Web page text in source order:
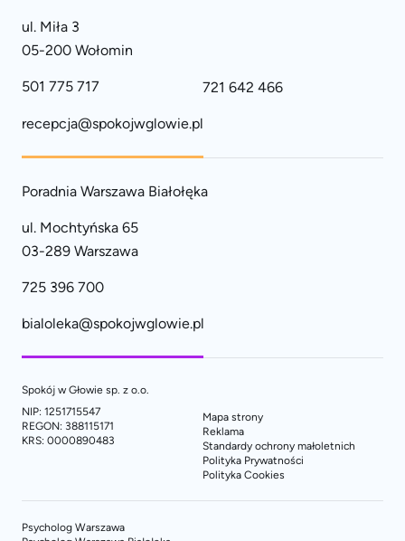
ul. Miła 3
05-200 Wołomin
501 775 717 721 642 466
recepcja@spokojwglowie.pl
Poradnia Warszawa Białołęka
ul. Mochtyńska 65
03-289 Warszawa
725 396 700
bialoleka@spokojwglowie.pl
Spokój w Głowie sp. z o.o.
NIP: 1251715547
REGON: 388115171
KRS: 0000890483
Mapa strony
Reklama
Standardy ochrony małoletnich
Polityka Prywatności
Polityka Cookies
Psycholog Warszawa